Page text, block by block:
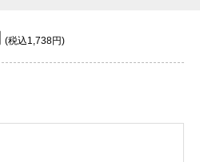
(税込1,738円)